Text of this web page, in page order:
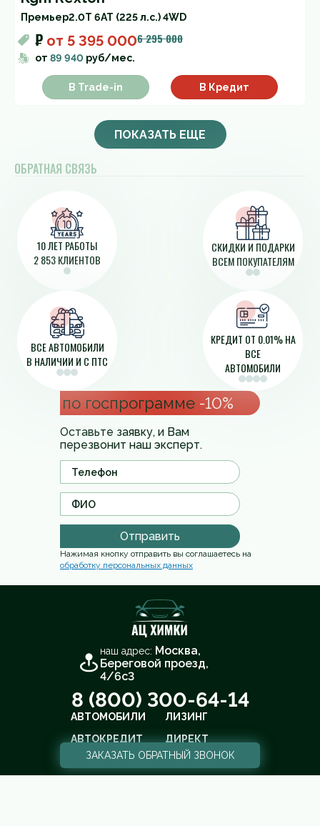
Премьер2.0T 6AT (225 л.с.) 4WD
₽ от 5 395 0006 295 000
от 89 940 руб/мес.
В Trade-in В Кредит
ПОКАЗАТЬ ЕЩЕ
ОБРАТНАЯ СВЯЗЬ
по госпрограмме -10%
Оставьте заявку, и Вам
перезвонит наш эксперт.
Отправить
Нажимая кнопку отправить вы соглашаетесь на
обработку персональных данных
10 ЛЕТ РАБОТЫ
2 853 КЛИЕНТОВ
СКИДКИ И ПОДАРКИ
ВСЕМ ПОКУПАТЕЛЯМ
ВСЕ АВТОМОБИЛИ
В НАЛИЧИИ И С ПТС
КРЕДИТ ОТ 0.01% НА
ВСЕ
АВТОМОБИЛИ
наш адрес: Москва,
Береговой проезд,
4/6с3
8 (800) 300-64-14
АВТОМОБИЛИ
ЛИЗИНГ
АВТОКРЕДИТ
ДИРЕКТ
ВЫКУП
ТРЕЙД-ИН
ЗАКАЗАТЬ ОБРАТНЫЙ ЗВОНОК